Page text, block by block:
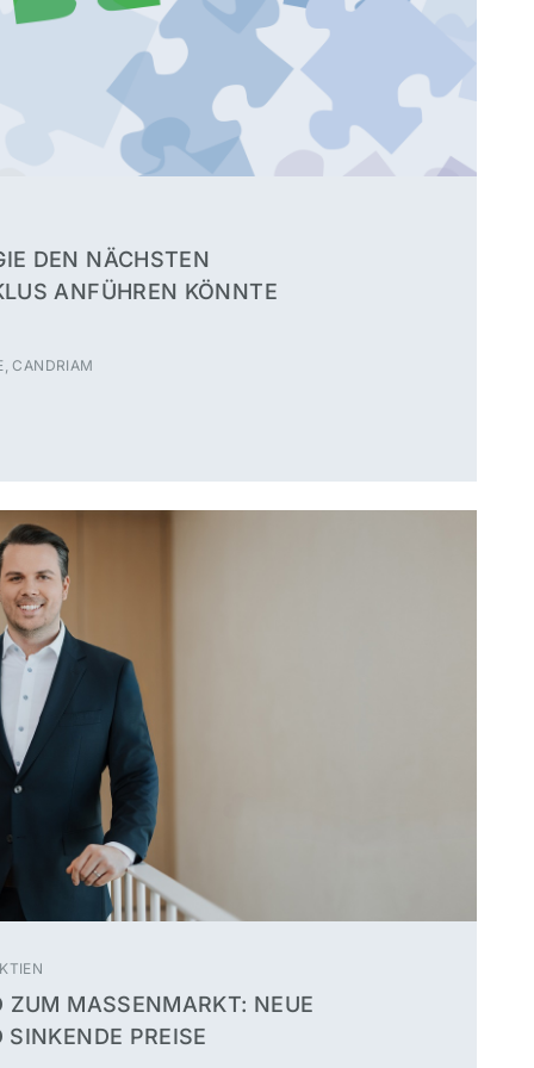
DEN NÄCHSTEN
ANFÜHREN KÖNNTE
CANDRIAM
ZUM MASSENMARKT: NEUE
PREISE